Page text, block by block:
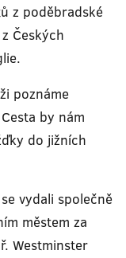
z poděbradské
Českých
poznáme
by nám
do jižních
vydali společně
městem za
Westminster